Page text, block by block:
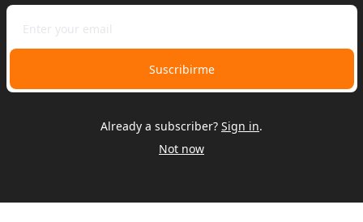
Suscribirme
Already a subscriber? Sign in.
Not now